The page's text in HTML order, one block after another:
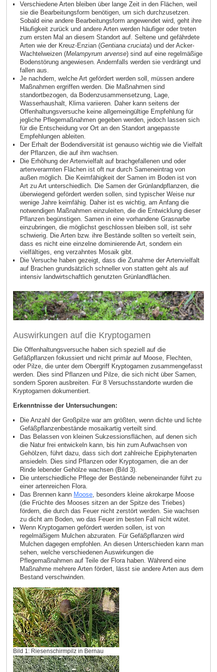
Verschiedene Arten bleiben über lange Zeit in den Flächen, weil
sie die Bearbeitungsform benötigen, um sich durchzusetzen.
Sobald eine andere Bearbeitungsform angewendet wird, geht ihre
Häufigkeit zurück und andere Arten werden häufiger oder treten
zum ersten Mal an diesem Standort auf. Seltene und gefährdete
Arten wie der Kreuz‑Enzian (Gentiana cruciata) und der Acker-
Wachtelweizen (Melampyrum arvense) sind auf eine regelmäßige
Bodenstörung angewiesen. Andernfalls werden sie verdrängt und
fallen aus.
Je nachdem, welche Art gefördert werden soll, müssen andere
Maßnahmen ergriffen werden. Die Maßnahmen sind
standortbezogen, da Bodenzusammensetzung, Lage,
Wasserhaushalt, Klima variieren. Daher kann seitens der
Offenhaltungsversuche keine allgemeingültige Empfehlung für
jegliche Pflegemaßnahmen gegeben werden, jedoch lassen sich
für die Entscheidung vor Ort an den Standort angepasste
Empfehlungen ableiten.
Der Erhalt der Bodendiversität ist genauso wichtig wie die Vielfalt
der Pflanzen, die auf ihm wachsen.
Die Erhöhung der Artenvielfalt auf brachgefallenen und oder
artenverarmten Flächen ist oft nur durch Sameneintrag von
außen möglich. Die Keimfähigkeit der Samen im Boden ist von
Art zu Art unterschiedlich. Die Samen der Grünlandpflanzen, die
überwiegend gefördert werden sollen, sind typischer Weise nur
wenige Jahre keimfähig. Daher ist es wichtig, am Anfang die
notwendigen Maßnahmen einzuleiten, die die Entwicklung dieser
Pflanzen begünstigen. Samen in eine vorhandene Grasnarbe
einzubringen, die möglichst geschlossen bleiben soll, ist sehr
schwierig. Die Arten bzw. ihre Bestände sollten so verteilt sein,
dass es nicht eine einzelne dominierende Art, sondern ein
vielfältiges, eng verzahntes Mosaik gibt.
Die Versuche haben gezeigt, dass die Zunahme der Artenvielfalt
auf Brachen grundsätzlich schneller von statten geht als auf
intensiv landwirtschaftlich genutzten Grünlandflächen.
Auswirkungen auf die Kryptogamen
Die Offenhaltungsversuche haben sich speziell auf die
Gefäßpflanzen fokussiert und nicht primär auf Moose, Flechten,
oder Pilze, die unter dem Obergriff Kryptogamen zusammengefasst
werden. Dies sind Pflanzen und Pilze, die sich nicht über Samen,
sondern Sporen ausbreiten. Für 8 Versuchsstandorte wurden die
Kryptogamen dokumentiert.
Erkenntnisse der Untersuchungen:
Die Anzahl der Großpilze war am größten, wenn dichte und lichte
Gefäßpflanzenbestände mosaikartig verteilt sind.
Das Belassen von kleinen Sukzessionsflächen, auf denen sich
die Natur frei entwickeln kann, bis hin zum Aufwachsen von
Gehölzen, führt dazu, dass sich dort zahlreiche Epiphytenarten
ansiedeln. Dies sind Pflanzen oder Kryptogamen, die an der
Rinde lebender Gehölze wachsen (Bild 3).
Die unterschiedliche Pflege der Bestände nebeneinander führt zu
einer artenreichen Flora.
Das Brennen kann Moose, besonders kleine akrokarpe Moose
(die Früchte des Mooses sitzen an der Spitze des Triebes)
fördern, die durch das Feuer nicht zerstört werden. Sie wachsen
zu dicht am Boden, wo das Feuer im besten Fall nicht wütet.
Wenn Kryptogamen gefördert werden sollen, ist von
regelmäßigem Mulchen abzuraten. Für Gefäßpflanzen wird
Mulchen dagegen empfohlen. An diesen Unterschieden kann man
sehen, welche verschiedenen Auswirkungen die
Pflegemaßnahmen auf Teile der Flora haben. Während eine
Maßnahme mehrere Arten fördert, lässt sie andere Arten aus dem
Bestand verschwinden.
Bild 1: Riesenschirmpilz in Bernau